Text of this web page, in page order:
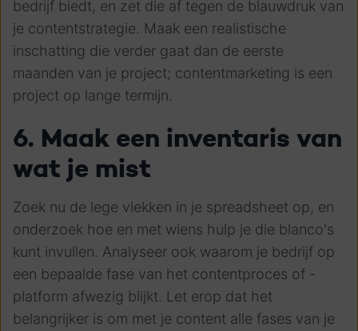
bedrijf biedt, en zet die af tegen de blauwdruk van
je contentstrategie. Maak een realistische
inschatting die verder gaat dan de eerste
maanden van je project; contentmarketing is een
project op lange termijn.
6. Maak een inventaris van
wat je mist
Zoek nu de lege vlekken in je spreadsheet op, en
onderzoek hoe en met wiens hulp je die blanco's
kunt invullen. Analyseer ook waarom je bedrijf op
een bepaalde fase van het contentproces of -
platform afwezig blijkt. Let erop dat het
belangrijker is om met je content alle fases van je